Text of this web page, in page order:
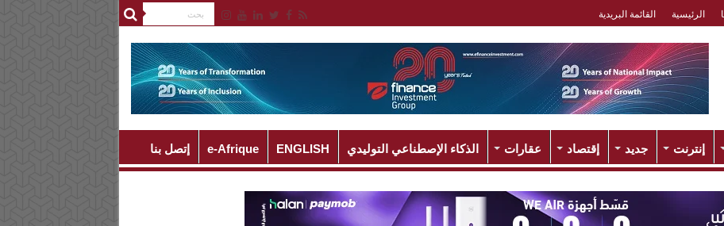
الرئيسية القائمة البريدية
إنترنت جديد إقتصاد عقارات الذكاء الإصطناعي التوليدي ENGLISH
e-Afrique إتصل بنا